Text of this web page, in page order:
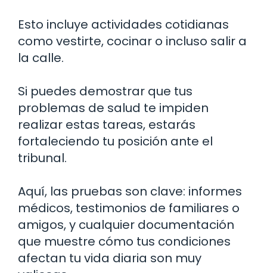
Esto incluye actividades cotidianas
como vestirte, cocinar o incluso salir a
la calle.
Si puedes demostrar que tus
problemas de salud te impiden
realizar estas tareas, estarás
fortaleciendo tu posición ante el
tribunal.
Aquí, las pruebas son clave: informes
médicos, testimonios de familiares o
amigos, y cualquier documentación
que muestre cómo tus condiciones
afectan tu vida diaria son muy